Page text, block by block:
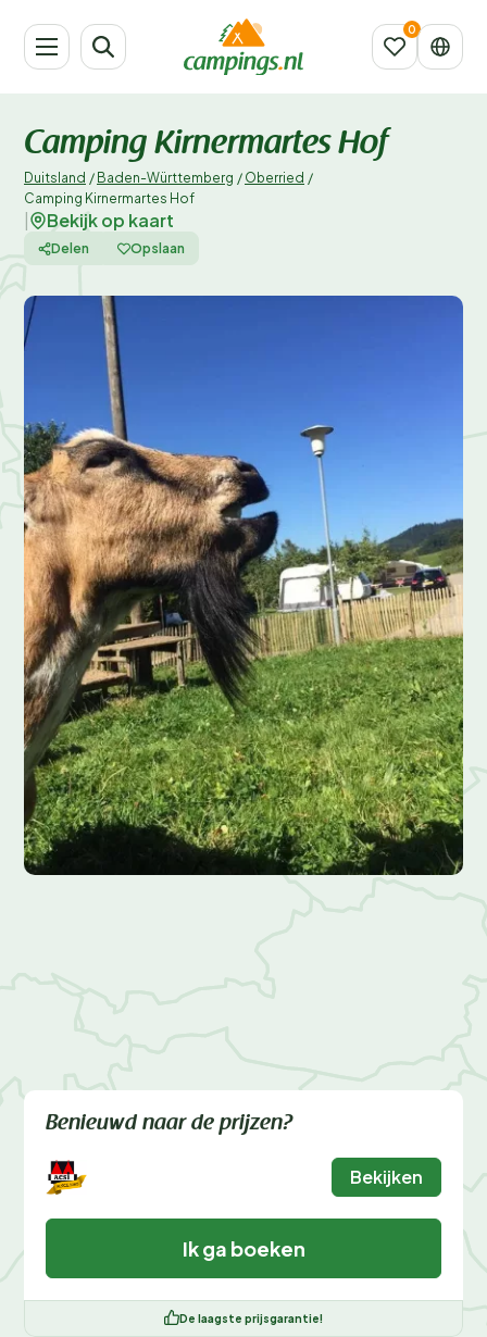
Camping Kirnermartes Hof
Duitsland / Baden-Württemberg / Oberried /
Camping Kirnermartes Hof
Bekijk op kaart
Delen Opslaan
Benieuwd naar de prijzen?
Bekijken
Ik ga boeken
De laagste prijsgarantie!